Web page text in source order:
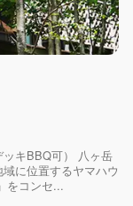
キBBQ可） 八ヶ岳
に位置するヤマハウ
をコンセ...